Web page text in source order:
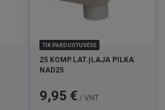
TIK PARDUOTUVĖSE
25 KOMP.LAT.ĮLAJA PILKA
NAD25
Kaina
9,95 € / VNT